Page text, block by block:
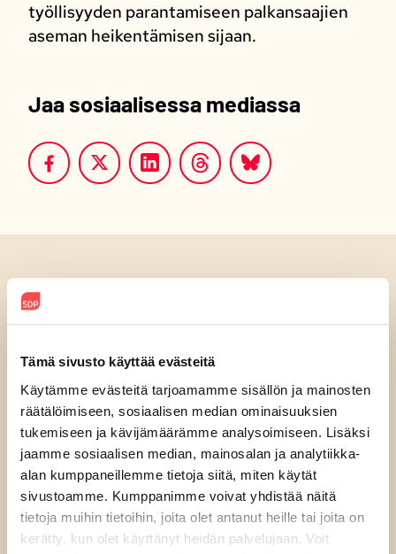
Tämä sivusto käyttää evästeitä
Käytämme evästeitä tarjoamamme sisällön ja mainosten
räätälöimiseen, sosiaalisen median ominaisuuksien
tukemiseen ja kävijämäärämme analysoimiseen. Lisäksi
jaamme sosiaalisen median, mainosalan ja analytiikka-
alan kumppaneillemme tietoja siitä, miten käytät
sivustoamme. Kumppanimme voivat yhdistää näitä
tietoja muihin tietoihin, joita olet antanut heille tai joita on
kerätty, kun olet käyttänyt heidän palvelujaan. Voit
työllisyyden parantamiseen palkansaajien
aseman heikentämisen sijaan.
Jaa sosiaalisessa mediassa
Luitko jo?